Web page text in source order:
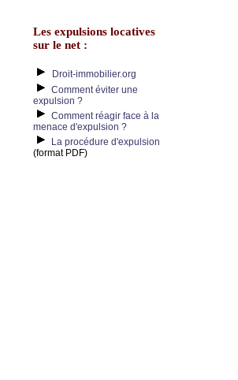
Les expulsions locatives
sur le net :
Droit-immobilier.org
Comment éviter une
expulsion ?
Comment réagir face à la
menace d'expulsion ?
La procédure d'expulsion
(format PDF)